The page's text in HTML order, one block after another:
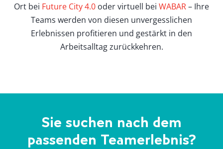
Ort bei Future City 4.0 oder virtuell bei WABAR– Ihre
Teams werden von diesen unvergesslichen
Erlebnissen profitieren und gestärkt in den
Arbeitsalltag zurückkehren.
Sie suchen nach dem
passenden Teamerlebnis?